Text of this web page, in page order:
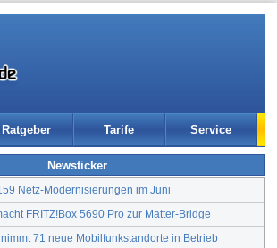
Ratgeber Tarife Service
Newsticker
Netz-Modernisierungen im Juni
FRITZ!Box 5690 Pro zur Matter-Bridge
71 neue Mobilfunkstandorte in Betrieb